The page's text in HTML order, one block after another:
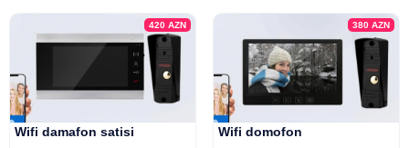
420AZN
Wifi damafon satisi
380 AZN
Wifi domofon